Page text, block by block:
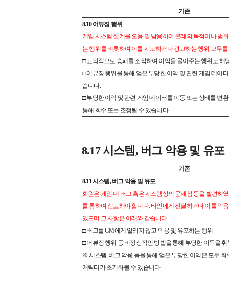
기존
8.10 어뷰징 행위
게임 시스템 설계를 오용 및 남용하여 본래의 목적이나 범
는 행위를 비롯하여 이를 시도하거나 광고하는 행위 모두를
□ 고의적으로 승패를 조작하여 이익을 몰아주는 행위도 해
□ 어뷰징 행위를 통해 얻은 부당한 이익 및 관련 게임 데이
습니다.
□ 부당한 이익 및 관련 게임 데이터를 이동 또는 상태를 변
통해 회수 또는 조정될 수 있습니다.
8.17 시스템, 버그 악용 및 유포
기존
8.11 시스템, 버그 악용 및 유포
회원은 게임 내 버그 혹은 시스템상의 문제점 등을 발견하
를 통하여 신고해야 합니다. 타인에게 전달하거나 이를 악
있으며 그 사항은 아래와 같습니다.
□ 버그를 GM에게 알리지 않고 악용 및 유포하는 행위
□ 어뷰징 행위 등 비정상적인 방법을 통해 부당한 이득을
※ 시스템, 버그 악용 등을 통해 얻은 부당한 이익은 모두 회
캐릭터가 초기화될 수 있습니다.